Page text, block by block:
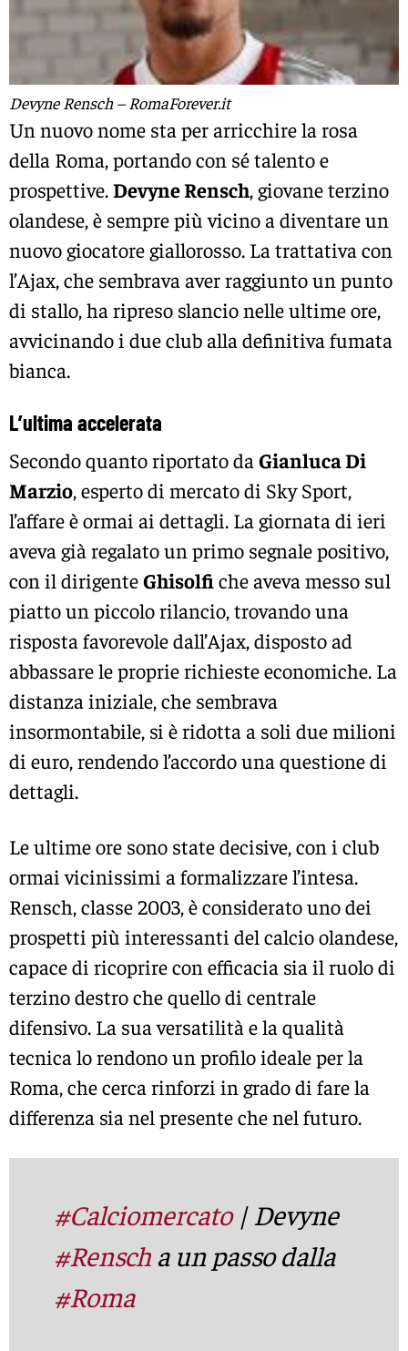
Devyne Rensch – RomaForever.it
Un nuovo nome sta per arricchire la rosa
della Roma, portando con sé talento e
prospettive.Devyne Rensch, giovane terzino
olandese, è sempre più vicino a diventare un
nuovo giocatore giallorosso. La trattativa con
l’Ajax, che sembrava aver raggiunto un punto
di stallo, ha ripreso slancio nelle ultime ore,
avvicinando i due club alla definitiva fumata
bianca.
L’ultima accelerata
Secondo quanto riportato da Gianluca Di
Marzio, esperto di mercato di Sky Sport,
l’affare è ormai ai dettagli. La giornata di ieri
aveva già regalato un primo segnale positivo,
con il dirigenteGhisolfiche aveva messo sul
piatto un piccolo rilancio, trovando una
risposta favorevole dall’Ajax, disposto ad
abbassare le proprie richieste economiche. La
distanza iniziale, che sembrava
insormontabile, si è ridotta a soli due milioni
di euro, rendendo l’accordo una questione di
dettagli.
Le ultime ore sono state decisive, con i club
ormai vicinissimi a formalizzare l’intesa.
Rensch, classe 2003, è considerato uno dei
prospetti più interessanti del calcio olandese,
capace di ricoprire con efficacia sia il ruolo di
terzino destro che quello di centrale
difensivo. La sua versatilità e la qualità
tecnica lo rendono un profilo ideale per la
Roma, che cerca rinforzi in grado di fare la
differenza sia nel presente che nel futuro.
#Calciomercato| Devyne
#Rensch a un passo dalla
#Roma